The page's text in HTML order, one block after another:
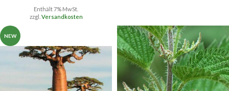
Enthält 7% MwSt.
zzgl. Versandkosten
NEW